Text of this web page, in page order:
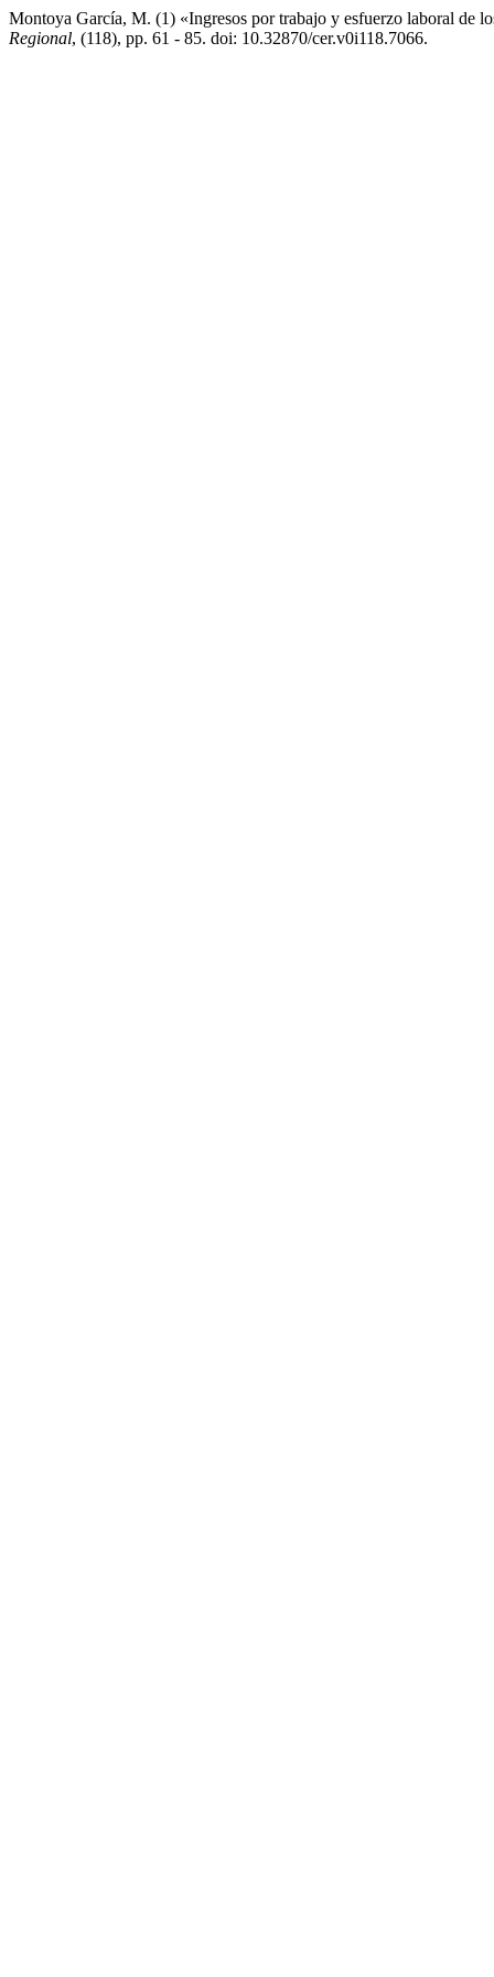
Montoya García, M. (1) «Ingresos por trabajo y esfuerzo laboral de
Regional, (118), pp. 61 - 85. doi: 10.32870/cer.v0i118.7066.